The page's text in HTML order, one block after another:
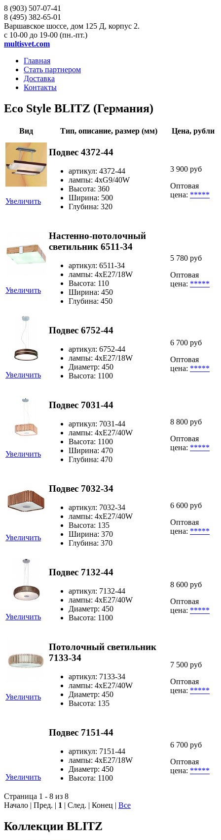
8 (903) 507-07-41
8 (495) 382-65-01
Варшавское шоссе, дом 125 Д, корпус 2.
с 10-00 до 19-00 (пн.-пт.)
multisvet.com
Главная
Стать партнером
Доставка
Контакты
Eco Style BLITZ (Германия)
Вид Тип, описание, размер (мм) Цена, рубли
Увеличить
Подвес 4372-44
артикул: 4372-44
лампы: 4хG9/40W
Высота: 360
Ширина: 500
Глубина: 320
3 900 руб
Оптовая
цена: *****
Увеличить
Настенно-потолочный
светильник 6511-34
артикул: 6511-34
лампы: 4хE27/18W
Высота: 110
Ширина: 450
Глубина: 450
5 780 руб
Оптовая
цена: *****
Увеличить
Подвес 6752-44
артикул: 6752-44
лампы: 4хE27/18W
Диаметр: 450
Высота: 1100
6 700 руб
Оптовая
цена: *****
Увеличить
Подвес 7031-44
артикул: 7031-44
лампы: 4хE27/40W
Высота: 1100
Ширина: 470
Глубина: 470
8 800 руб
Оптовая
цена: *****
Увеличить
Подвес 7032-34
артикул: 7032-34
лампы: 4хE27/40W
Высота: 135
Ширина: 370
Глубина: 370
6 600 руб
Оптовая
цена: *****
Увеличить
Подвес 7132-44
артикул: 7132-44
лампы: 4хE27/40W
Диаметр: 450
Высота: 1100
8 600 руб
Оптовая
цена: *****
Увеличить
Потолочный светильник
7133-34
артикул: 7133-34
лампы: 4хE27/40W
Диаметр: 450
Высота: 135
7 500 руб
Оптовая
цена: *****
Увеличить
Подвес 7151-44
артикул: 7151-44
лампы: 4хE27/18W
Диаметр: 450
Высота: 1100
6 700 руб
Оптовая
цена: *****
Страница 1 - 8 из 8
Начало | Пред. | 1 | След. | Конец | Все
Коллекции BLITZ